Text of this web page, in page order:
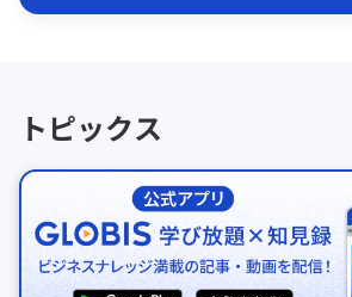
トピックス